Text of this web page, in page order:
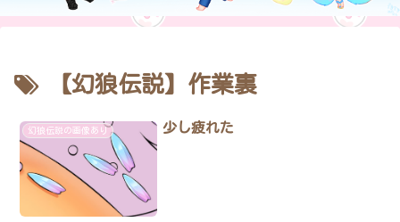
【幻狼伝説】作業裏
幻狼伝説の画像あり 少し疲れた